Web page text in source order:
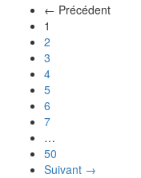
← Précédent
1
2
3
4
5
6
7
…
50
Suivant →